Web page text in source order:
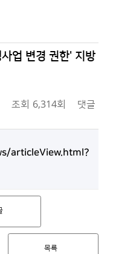
업 변경 권한' 지방
조회 6,314회
댓글
articleView.html?
목록